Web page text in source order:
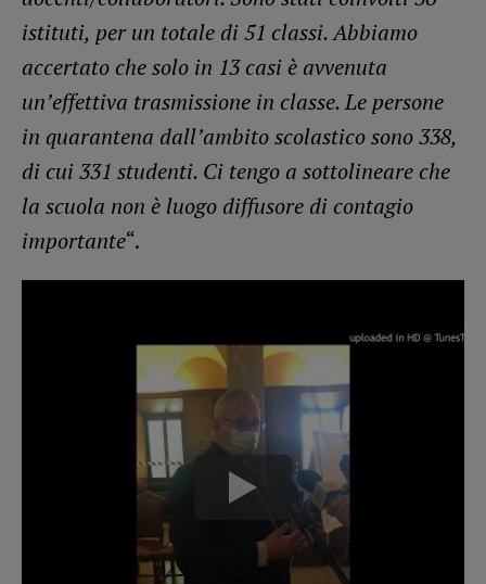
istituti, per un totale di 51 classi. Abbiamo
accertato che solo in 13 casi è avvenuta
un’effettiva trasmissione in classe. Le persone
in quarantena dall’ambito scolastico sono 338,
di cui 331 studenti. Ci tengo a sottolineare che
la scuola non è luogo diffusore di contagio
importante“.